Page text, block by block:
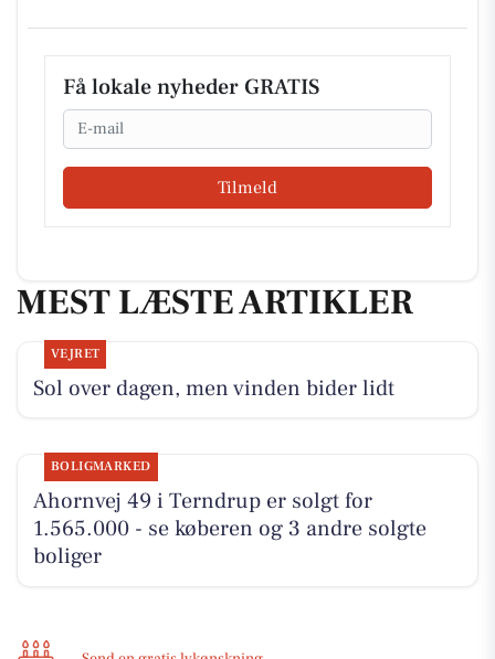
Få lokale nyheder GRATIS
Email
Tilmeld
MEST LÆSTE ARTIKLER
VEJRET
Sol over dagen, men vinden bider lidt
BOLIGMARKED
Ahornvej 49 i Terndrup er solgt for
1.565.000 - se køberen og 3 andre solgte
boliger